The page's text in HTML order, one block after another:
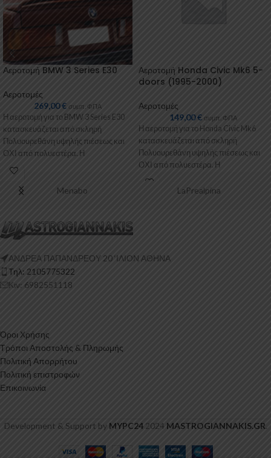
Αεροτομή BMW 3 Series E30
Αεροτομές
269,00€ συμπ. ΦΠΑ
Η αεροτομή για το BMW 3 Series E30
κατασκευάζεται από σκληρή
Πολυουρεθάνη υψηλής πιέσεως και
ΟΧΙ από πολυεστέρα. Η
Πολυουρεθάνη
Αεροτομή Honda Civic Mk6 5-
doors (1995-2000)
Αεροτομές
149,00€ συμπ. ΦΠΑ
Η αεροτομή για το Honda Civic Mk6
κατασκευάζεται από σκληρή
Πολυουρεθάνη υψηλής πιέσεως και
ΟΧΙ από πολυεστέρα. Η
Πολυουρεθάνη είναι
Menabo LaPrealpina
ΑΝΔΡΕΑ ΠΑΠΑΝΔΡΕΟΥ 20 ‘ΙΛΙΟΝ ΑΘΗΝΑ
Τηλ: 2105775322
Κιν: 6982551118
Όροι Χρήσης
Τρόποι Αποστολής & Πληρωμής
Πολιτική Απορρήτου
Πολιτική επιστροφών
Επικοινωνία
Development & Support by MYPC242024 MASTROGIANNAKIS.GR